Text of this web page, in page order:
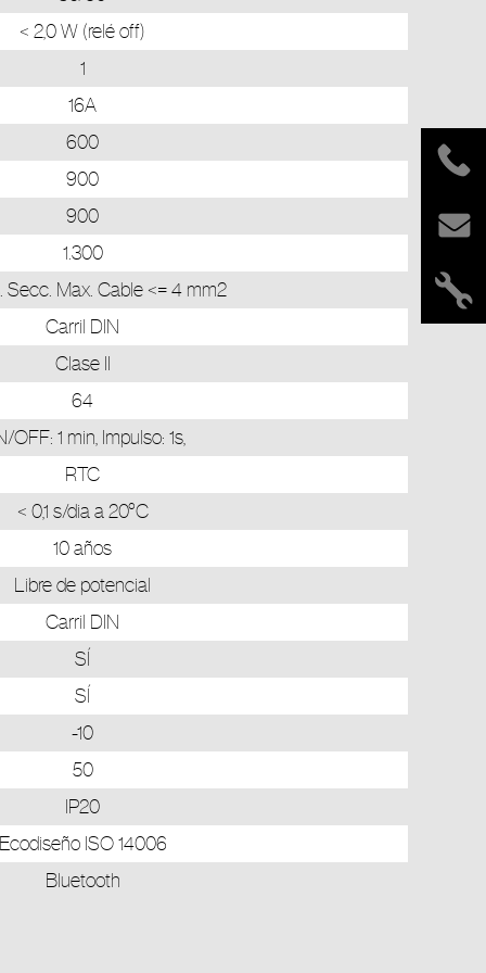
< 2,0 W (relé off)
1
16A
600
900
900
1.300
Secc. Max. Cable <= 4 mm2
Carril DIN
Clase II
64
OFF: 1 min, Impulso: 1s,
RTC
< 0,1 s/dia a 20°C
10 años
Libre de potencial
Carril DIN
SÍ
SÍ
-10
50
IP20
Ecodiseño ISO 14006
Bluetooth